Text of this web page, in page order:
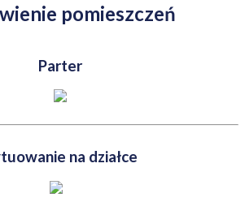
pomieszczeń
Parter
na działce